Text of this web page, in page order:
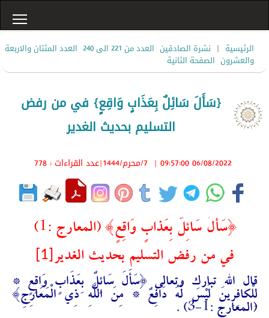
الرئيسية | نشرة الصادقين العدد من 221 الى 240
العدد المئتان والاربعة
والعشرون الصفحة الثانية
{سَأَلَ سَائِلٌ بِعَذَابٍ وَاقِعٍ} في من رفض
التسليم بحديث الغدير
06/08/2022 09:57:00
| 7/محرم/1444 |عدد القراءات : 778
{سَأَلَ سَائِلٌ بِعَذَابٍ وَاقِعٍ} (المعارج :1)
في من رفض التسليم بحديث الغدير
قال الله تبارك وتعالى {سَأَلَ سَائِلٌ بِعَذَابٍ وَاقِعٍ *
لِلْكَافِرِينَ لَيْسَ لَهُ دَافِعٌ * مِنَ اللَّهِ ذِي الْمَعَارِجِ}
(المعارج :1-3) .